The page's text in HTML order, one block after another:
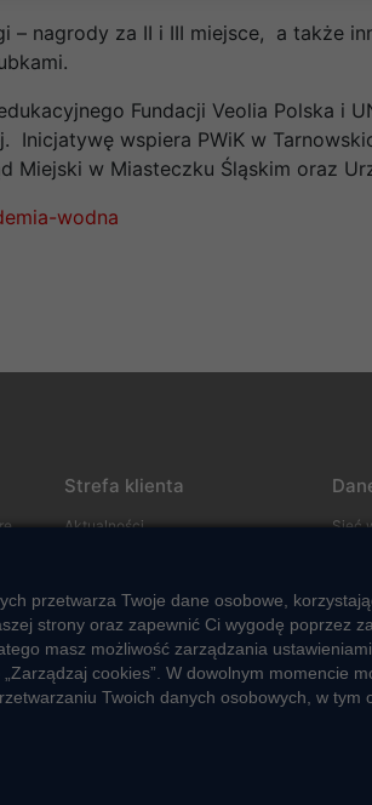
– nagrody za II i III miejsce, a także
Fundacji Veolia Polska i
Inicjatywę wspiera PWiK w
Miejski w Miasteczku Śląskim oraz
wodna
Strefa klienta
Aktualności
dostawie wody
Pogotowie wodociągowe
Jak oszczędzać wodę
Czego nie wrzucać do kanalizacji
Sieć
przetwarza Twoje dane osobowe,
strony oraz zapewnić Ci wygodę poprzez
masz możliwość zarządzania
cookies”. W dowolnym momencie
Twoich danych osobowych, w tym